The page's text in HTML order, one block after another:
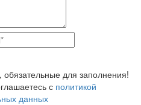
для заполнения!
с политикой
данных